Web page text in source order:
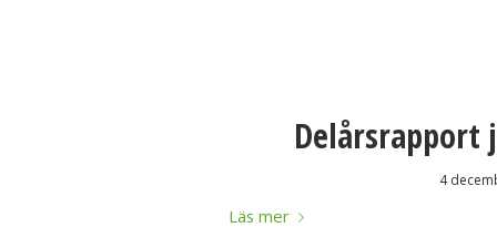
Delårsrapport
4
Läs mer